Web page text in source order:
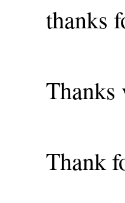
thanks
Thank